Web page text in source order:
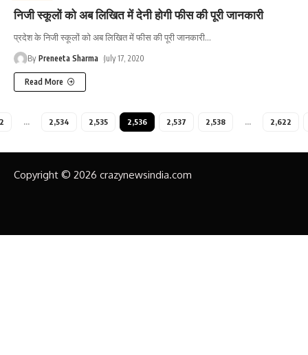
निजी स्कूलों को अब लिखित में देनी होगी फीस की पूरी जानकारी
प्रदेश के निजी स्कूलों को अब लिखित में फीस की पूरी जानकारी…
By Preneeta Sharma July 17, 2020
Read More
… 2,534 2,535 2,536 2,537 2,538 … 2,622
Copyright © 2026 crazynewsindia.com